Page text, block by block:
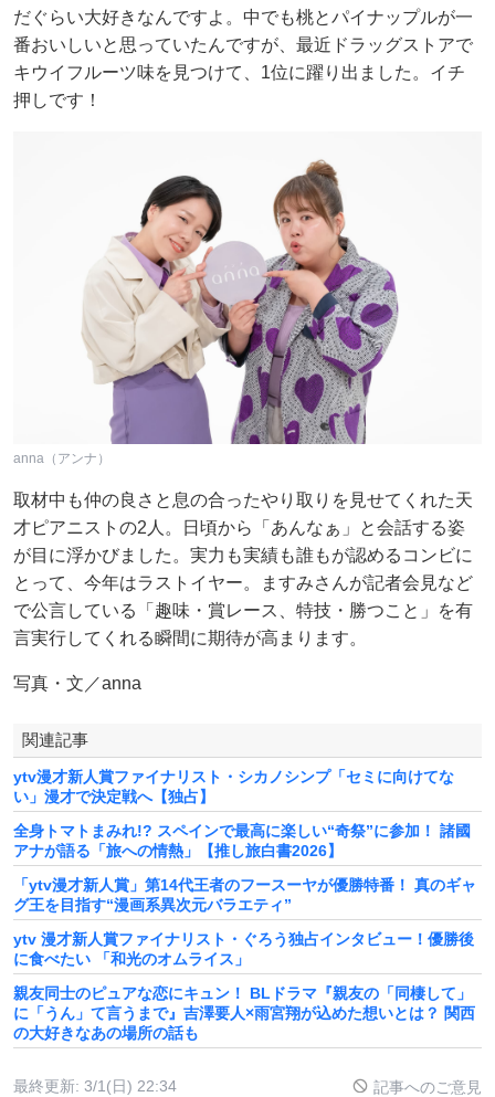
だぐらい大好きなんですよ。中でも桃とパイナップルが一
番おいしいと思っていたんですが、最近ドラッグストアで
キウイフルーツ味を見つけて、1位に躍り出ました。イチ
押しです！
anna（アンナ）
取材中も仲の良さと息の合ったやり取りを見せてくれた天
才ピアニストの2人。日頃から「あんなぁ」と会話する姿
が目に浮かびました。実力も実績も誰もが認めるコンビに
とって、今年はラストイヤー。ますみさんが記者会見など
で公言している「趣味・賞レース、特技・勝つこと」を有
言実行してくれる瞬間に期待が高まります。
写真・文／anna
関連記事
ytv漫才新人賞ファイナリスト・シカノシンプ「セミに向けてな
い」漫才で決定戦へ【独占】
全身トマトまみれ!? スペインで最高に楽しい“奇祭”に参加！ 諸國
アナが語る「旅への情熱」【推し旅白書2026】
「ytv漫才新人賞」第14代王者のフースーヤが優勝特番！ 真のギャ
グ王を目指す“漫画系異次元バラエティ”
ytv 漫才新人賞ファイナリスト・ぐろう独占インタビュー！優勝後
に食べたい 「和光のオムライス」
親友同士のピュアな恋にキュン！ BLドラマ『親友の「同棲して」
に「うん」て言うまで』吉澤要人×雨宮翔が込めた想いとは？ 関西
の大好きなあの場所の話も
最終更新: 3/1(日) 22:34 記事へのご意見